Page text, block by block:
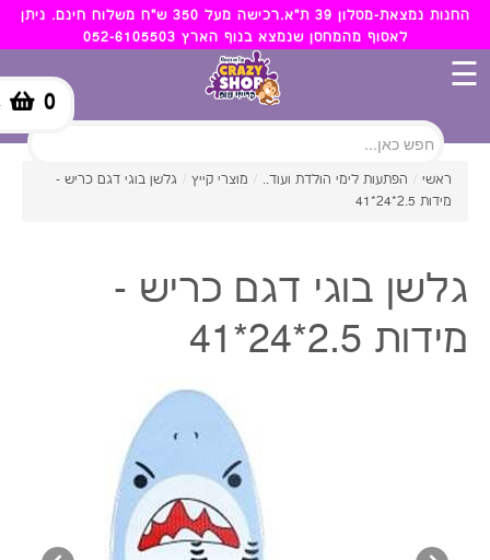
החנות נמצאת-מטלון 39 ת"א.רכישה מעל 350 ש"ח משלוח חינם. ניתן
לאסוף מהמחסן שנמצא בנוף הארץ 052-6105503
0
☰
ראשי / הפתעות לימי הולדת ועוד.. / מוצרי קייץ / גלשן בוגי דגם כריש -
מידות 2.5*24*41
גלשן בוגי דגם כריש -
מידות 2.5*24*41